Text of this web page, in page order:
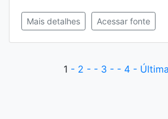
Mais detalhes Acessar fonte
1 - 2 - - 3 - - 4 -